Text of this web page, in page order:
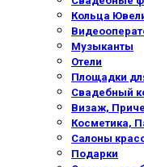
Кольца
Музыканты
Отели
Площадки
Свадебный
Визаж,
Косметика,
Салоны
Подарки